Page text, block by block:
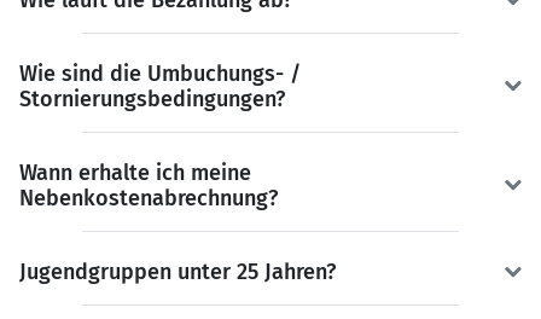
Wie sind die Umbuchungs- /
Stornierungsbedingungen?
Wann erhalte ich meine
Nebenkostenabrechnung?
Jugendgruppen unter 25 Jahren?